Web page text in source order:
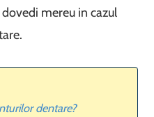
mereu in cazul
dentare?